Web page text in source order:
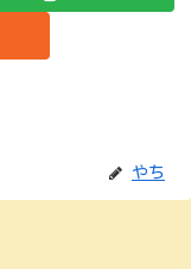
やち